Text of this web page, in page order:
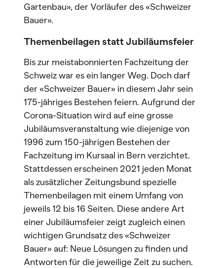
Gartenbau», der Vorläufer des «Schweizer
Bauer».
Themenbeilagen statt Jubiläumsfeier
Bis zur meistabonnierten Fachzeitung der
Schweiz war es ein langer Weg. Doch darf
der «Schweizer Bauer» in diesem Jahr sein
175-jähriges Bestehen feiern. Aufgrund der
Corona-Situation wird auf eine grosse
Jubiläumsveranstaltung wie diejenige von
1996 zum 150-jährigen Bestehen der
Fachzeitung im Kursaal in Bern verzichtet.
Stattdessen erscheinen 2021 jeden Monat
als zusätzlicher Zeitungsbund spezielle
Themenbeilagen mit einem Umfang von
jeweils 12 bis 16 Seiten. Diese andere Art
einer Jubiläumsfeier zeigt zugleich einen
wichtigen Grundsatz des «Schweizer
Bauer» auf: Neue Lösungen zu finden und
Antworten für die jeweilige Zeit zu suchen.